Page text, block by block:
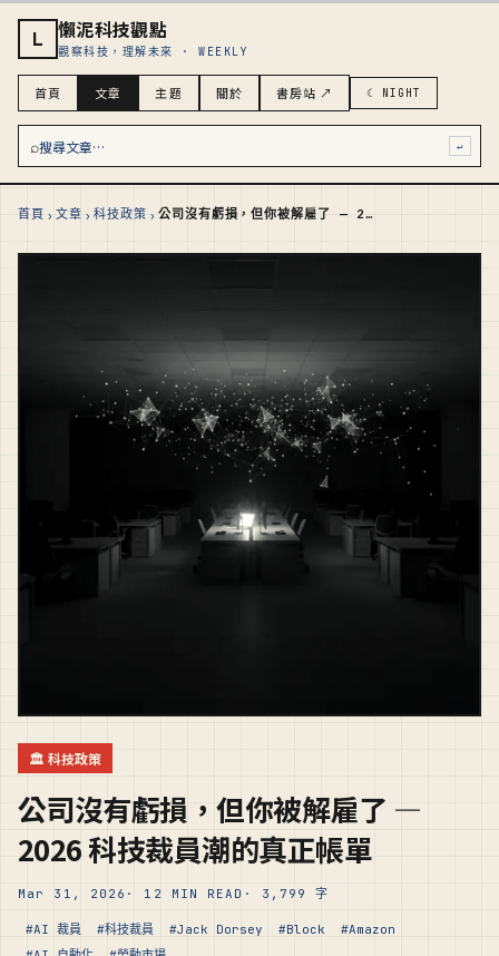
L 懶泥科技觀點
觀察科技，理解未來 · WEEKLY
⌕搜尋文章… ↵
首頁 文章 主題 關於 書房站 ↗ ☾ NIGHT
首頁 › 文章 › 科技政策 › 公司沒有虧損，但你被解雇了 — 2026 科技裁員潮的真正帳單
🏛️ 科技政策
公司沒有虧損，但你被解雇了 —
2026 科技裁員潮的真正帳單
Mar 31, 2026 · 12 MIN READ · 3,799 字
#AI 裁員 #科技裁員 #Jack Dorsey #Block
#Amazon